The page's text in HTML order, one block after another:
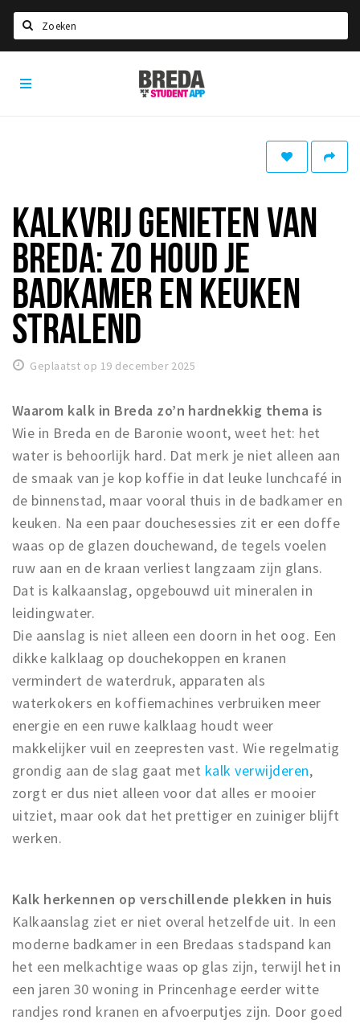
HOME
Studentenverenigingen
Studentenraad
Studentenroutes
New in town? Check FAQ!
WONEN
Woonruimte
Zorgverzekering
Huisarts en eerste hulp
KORTING
Breda Student Shop
Draai aan het rad!
VRIJE TIJD
Sport
Nieuws
Agenda
Bezienswaardigheden
Musea, theaters & podia
Uitjes & activiteiten
Studentenroutes
Natuurgebieden
Party pics
Slapen
Recreatief
Winkels
Winkelgebieden
Deals
Breda
Student
KALKVRIJ GENIETEN VAN
BREDA: ZO HOUD JE
BADKAMER EN KEUKEN
STRALEND
Geplaatst op 19 december 2025
Waarom kalk in Breda zo’n hardnekkig thema is
Wie in Breda en de Baronie woont, weet het: het
water is behoorlijk hard. Dat merk je niet alleen aan
de smaak van je kop koffie in dat leuke lunchcafé in
de binnenstad, maar vooral thuis in de badkamer en
keuken. Na een paar douchesessies zit er een doffe
waas op de glazen douchewand, de tegels voelen
ruw aan en de kraan verliest langzaam zijn glans.
Dat is kalkaanslag, opgebouwd uit mineralen in
leidingwater.
Die aanslag is niet alleen een doorn in het oog. Een
dikke kalklaag op douchekoppen en kranen
vermindert de waterdruk, apparaten als
waterkokers en koffiemachines verbruiken meer
energie en een ruwe kalklaag houdt weer
makkelijker vuil en zeepresten vast. Wie regelmatig
grondig aan de slag gaat met kalk verwijderen,
zorgt er dus niet alleen voor dat alles er mooier
uitziet, maar ook dat het prettiger en zuiniger blijft
werken.
Kalk herkennen op verschillende plekken in huis
Kalkaanslag ziet er niet overal hetzelfde uit. In een
moderne badkamer in een Bredaas stadspand kan
het een melkachtige waas op glas zijn, terwijl het in
een jaren 30 woning in Princenhage eerder witte
randjes rond kranen en afvoerputjes zijn. Door goed